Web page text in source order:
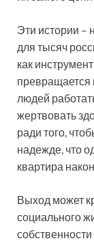
Эти истории –
для тысяч
как
превращается
людей
жертвовать
ради того,
надежде, что
квартира
Выход может
социального